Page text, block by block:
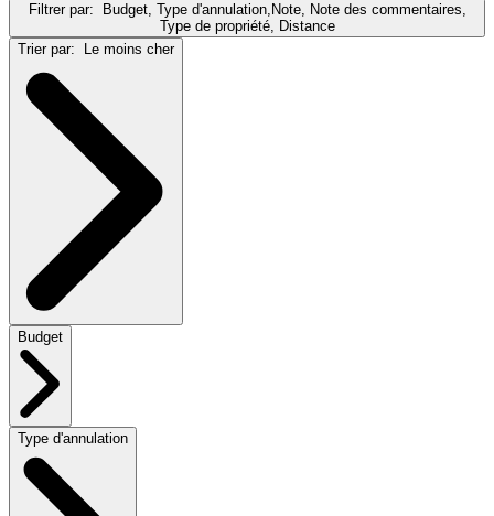
Filtrer par:
Budget, Type d'annulation,Note, Note des commentaires,
Type de propriété, Distance
Trier par:
Le moins cher
Budget
Type d'annulation